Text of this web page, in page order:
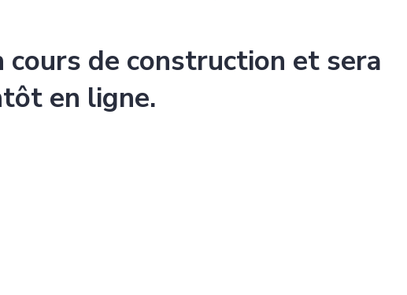
de construction et sera
en ligne.